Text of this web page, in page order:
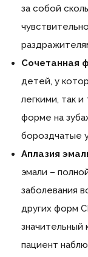
за собой
Сочетанная
детей, у
легкими, так
форме на
бороздчатые
Аплазия
эмали –
заболевания
других форм
пациент